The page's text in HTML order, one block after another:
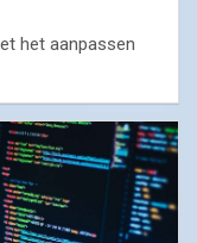
het aanpassen